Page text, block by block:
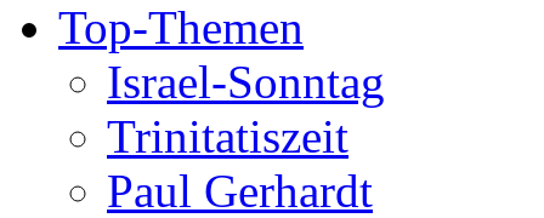
Top-Themen
Israel-Sonntag
Trinitatiszeit
Paul Gerhardt